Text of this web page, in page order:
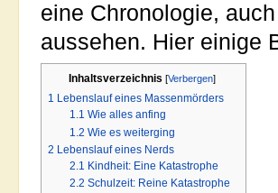
eine Chronologie,
aussehen. Hier einige
Inhaltsverzeichnis [Verbergen]
1 Lebenslauf eines Massenmörders
1.1 Wie alles anfing
1.2 Wie es weiterging
2 Lebenslauf eines Nerds
2.1 Kindheit: Eine Katastrophe
2.2 Schulzeit: Reine Katastrophe